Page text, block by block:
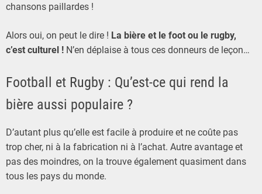
chansons paillardes !
Alors oui, on peut le dire ! La bière et le foot ou le rugby,
c’est culturel ! N’en déplaise à tous ces donneurs de leçon…
Football et Rugby : Qu’est-ce qui rend la
bière aussi populaire ?
D’autant plus qu’elle est facile à produire et ne coûte pas
trop cher, ni à la fabrication ni à l’achat. Autre avantage et
pas des moindres, on la trouve également quasiment dans
tous les pays du monde.